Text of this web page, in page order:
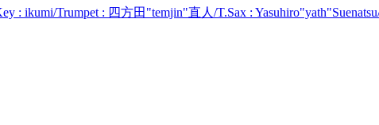
ikumi/Trumpet : 四方田"temjin"直人/T.Sax :